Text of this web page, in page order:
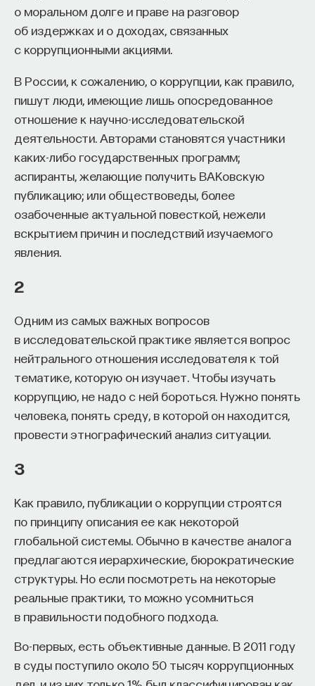
о моральном долге и праве на разговор
об издержках и о доходах, связанных
с коррупционными акциями.
В России, к сожалению, о коррупции, как правило,
пишут люди, имеющие лишь опосредованное
отношение к научно-исследовательской
деятельности. Авторами становятся участники
каких-либо государственных программ;
аспиранты, желающие получить ВАКовскую
публикацию; или обществоведы, более
озабоченные актуальной повесткой, нежели
вскрытием причин и последствий изучаемого
явления.
2
Одним из самых важных вопросов
в исследовательской практике является вопрос
нейтрального отношения исследователя к той
тематике, которую он изучает. Чтобы изучать
коррупцию, не надо с ней бороться. Нужно понять
человека, понять среду, в которой он находится,
провести этнографический анализ ситуации.
3
Как правило, публикации о коррупции строятся
по принципу описания ее как некоторой
глобальной системы. Обычно в качестве аналога
предлагаются иерархические, бюрократические
структуры. Но если посмотреть на некоторые
реальные практики, то можно усомниться
в правильности подобного подхода.
Во-первых, есть объективные данные. В 2011 году
в суды поступило около 50 тысяч коррупционных
Автор курса:Михаил Полуэктов— врач-
сомнолог, доцент кафедры нервных
им. И. М. Сеченова, заведующий отделением
медицины сна университетской клинической
3/10/2025
НАПИСАТЬ НАМ
кандидат медицинских наук, доцент Первого
МГМУ им. И. М. Сеченова
МЕДИЦИНА
651 публикация
МЕДИЦИНА СОН СОМНОЛОГИЯ
НАУКА СНА